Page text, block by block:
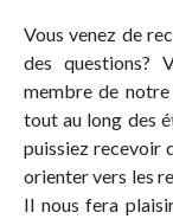
Vous venez de
des questions?
membre de
tout au long des
puissiez recevoir
orienter vers les
Il nous fera